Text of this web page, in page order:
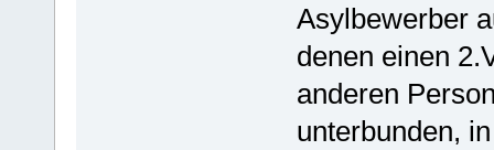
Asylbewerber
denen einen
anderen
unterbunden,